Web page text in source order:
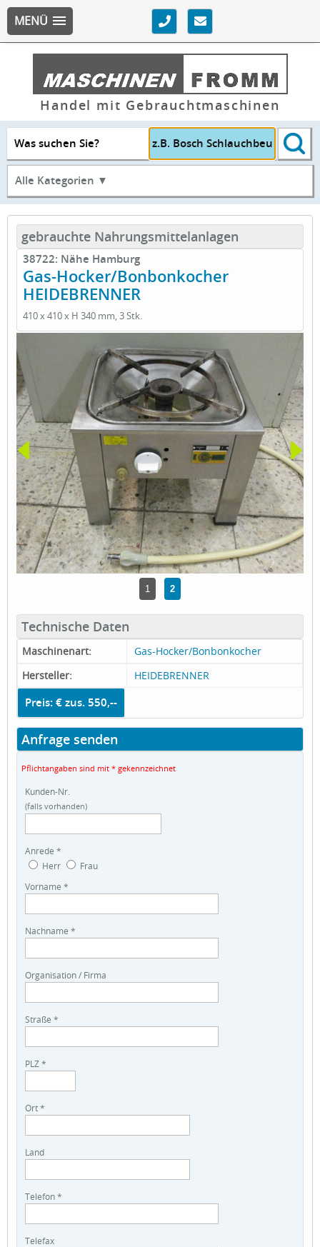
MENÜ
Handel mit Gebrauchtmaschinen
Was suchen Sie?
Alle Kategorien ▼
gebrauchte Nahrungsmittelanlagen
1 2
38722: Nähe Hamburg
Gas-Hocker/Bonbonkocher
HEIDEBRENNER
410 x 410 x H 340 mm, 3 Stk.
Technische Daten
Maschinenart:
Gas-Hocker/Bonbonkocher
Hersteller:
HEIDEBRENNER
Preis: € zus. 550,--
Anfrage senden
Pflichtangaben sind mit * gekennzeichnet
Kunden-Nr.
(falls vorhanden)
Anrede *
Herr
Frau
Vorname *
Nachname *
Organisation / Firma
Straße *
PLZ *
Ort *
Land
Telefon *
Telefax